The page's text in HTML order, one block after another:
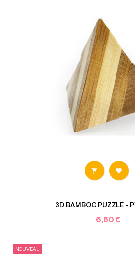
 
3D BAMBOO PUZZLE -
6,50 €
NOUVEAU